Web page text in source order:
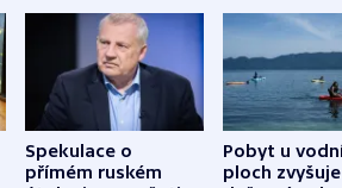
Spekulace o
přímém ruském
Pobyt u
ploch zvyšuje